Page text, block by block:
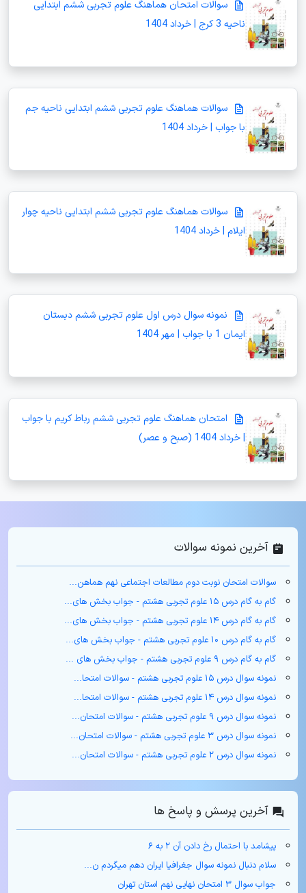
سوالات امتحان هماهنگ علوم تجربی ششم ابتدایی
ناحیه 3 کرج | خرداد 1404
سوالات هماهنگ علوم تجربی ششم ابتدایی ناحیه جم
با جواب | خرداد 1404
سوالات هماهنگ علوم تجربی ششم ابتدایی ناحیه چوار
ایلام | خرداد 1404
نمونه سوال درس اول علوم تجربی ششم دبستان
ایمان 1 با جواب | مهر 1404
امتحان هماهنگ علوم تجربی ششم رباط کریم با جواب
| خرداد 1404 (صبح و عصر)
آخرین نمونه سوالات
سوالات امتحان نوبت دوم مطالعات اجتماعی نهم هماهن...
گام به گام درس ۱۵ علوم تجربی هشتم - جواب بخش های...
گام به گام درس ۱۴ علوم تجربی هشتم - جواب بخش های...
گام به گام درس ۱۰ علوم تجربی هشتم - جواب بخش های...
گام به گام درس ۹ علوم تجربی هشتم - جواب بخش های ...
نمونه سوال درس ۱۵ علوم تجربی هشتم - سوالات امتحا...
نمونه سوال درس ۱۴ علوم تجربی هشتم - سوالات امتحا...
نمونه سوال درس ۹ علوم تجربی هشتم - سوالات امتحان...
نمونه سوال درس ۳ علوم تجربی هشتم - سوالات امتحان...
نمونه سوال درس ۲ علوم تجربی هشتم - سوالات امتحان...
آخرین پرسش و پاسخ ها
پیشامد با احتمال رخ دادن آن ۲ به ۶
سلام دنبال نمونه سوال جغرافیا ایران دهم میگردم ن...
جواب سوال ۳ امتحان نهایی نهم استان تهران